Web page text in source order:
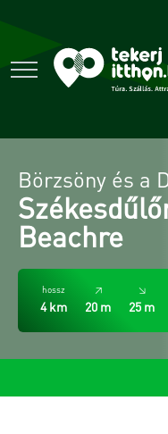
Börzsöny és a
Beachre
hossz
4 km
↗
20 m
↘
25 m